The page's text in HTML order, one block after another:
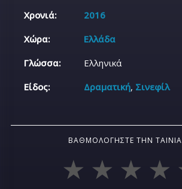
Χρονιά:
2016
Χώρα:
Ελλάδα
Γλώσσα:
Ελληνικά
Είδος:
Δραματική, Σινεφίλ
ΒΑΘΜΟΛΟΓΉΣΤΕ ΤΗΝ ΤΑΙΝΊΑ